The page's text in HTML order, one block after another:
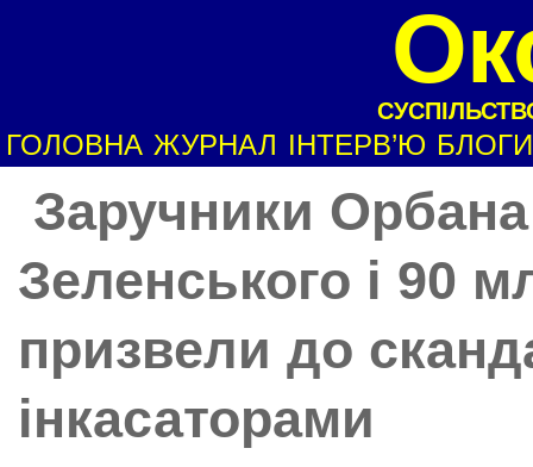
ГОЛОВНА ЖУРНАЛ ІНТЕРВ’Ю БЛОГИ
Заручники
Зеленського і 90
призвели до
інкасаторами